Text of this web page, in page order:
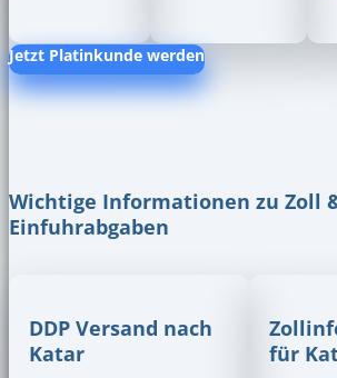
Jetzt Platinkunde werden
Wichtige Informationen zu Zoll
Einfuhrabgaben
DDP Versand nach
Katar
für